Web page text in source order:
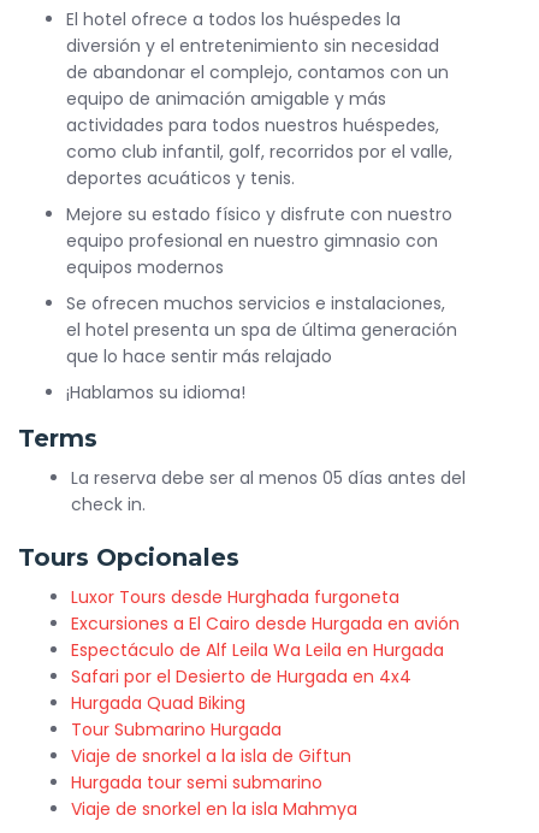
El hotel ofrece a todos los huéspedes la
diversión y el entretenimiento sin necesidad
de abandonar el complejo, contamos con un
equipo de animación amigable y más
actividades para todos nuestros huéspedes,
como club infantil, golf, recorridos por el valle,
deportes acuáticos y tenis.
Mejore su estado físico y disfrute con nuestro
equipo profesional en nuestro gimnasio con
equipos modernos
Se ofrecen muchos servicios e instalaciones,
el hotel presenta un spa de última generación
que lo hace sentir más relajado
¡Hablamos su idioma!
Terms
La reserva debe ser al menos 05 días antes del
check in.
Tours Opcionales
Luxor Tours desde Hurghada furgoneta
Excursiones a El Cairo desde Hurgada en avión
Espectáculo de Alf Leila Wa Leila en Hurgada
Safari por el Desierto de Hurgada en 4x4
Hurgada Quad Biking
Tour Submarino Hurgada
Viaje de snorkel a la isla de Giftun
Hurgada tour semi submarino
Viaje de snorkel en la isla Mahmya